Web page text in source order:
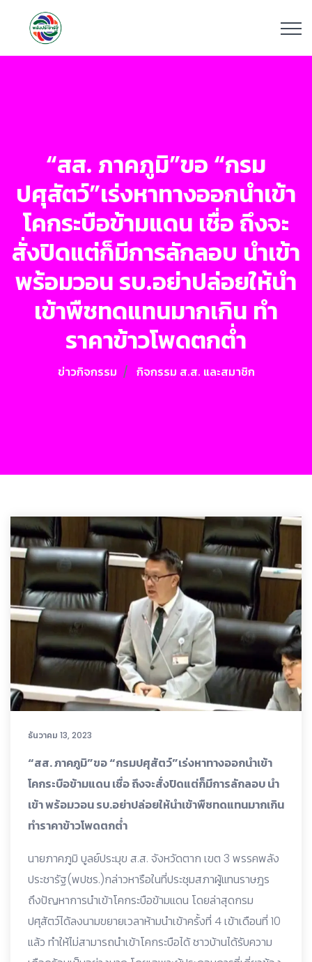
“สส. ภาคภูมิ”ขอ “กรม
ปศุสัตว์”เร่งหาทางออกนำเข้า
โคกระบือข้ามแดน เชื่อ ถึงจะ
สั่งปิดแต่ก็มีการลักลอบ นำเข้า
พร้อมวอน รบ.อย่าปล่อยให้นำ
เข้าพืชทดแทนมากเกิน ทำ
ราคาข้าวโพดตกต่ำ
ข่าวกิจกรรม กิจกรรม ส.ส. และสมาชิก
ธันวาคม 13, 2023
“สส. ภาคภูมิ”ขอ “กรมปศุสัตว์”เร่งหาทางออกนำเข้า
โคกระบือข้ามแดน เชื่อ ถึงจะสั่งปิดแต่ก็มีการลักลอบ นำ
เข้า พร้อมวอน รบ.อย่าปล่อยให้นำเข้าพืชทดแทนมากเกิน
ทำราคาข้าวโพดตกต่ำ
นายภาคภูมิ บูลย์ประมุข ส.ส. จังหวัดตาก เขต 3 พรรคพลัง
ประชารัฐ(พปชร.)กล่าวหารือในที่ประชุมสภาผู้แทนราษฎร
ถึงปัญหาการนำเข้าโคกระบือข้ามแดน โดยล่าสุดกรม
ปศุสัตว์ได้ลงนามขยายเวลาห้ามนำเข้าครั้งที่ 4 เข้าเดือนที่ 10
แล้ว ทำให้ไม่สามารถนำเข้าโคกระบือได้ ชาวบ้านได้รับความ